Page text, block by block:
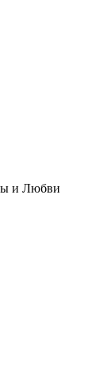
и Любви